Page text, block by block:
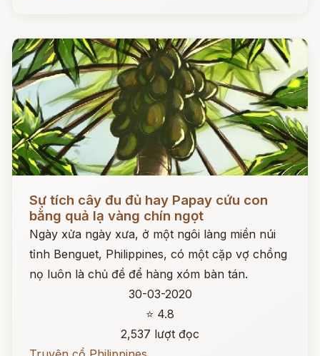
Sự tích cây đu đủ hay Papay cứu con
bằng quả lạ vàng chín ngọt
Ngày xửa ngày xưa, ở một ngôi làng miền núi
tỉnh Benguet, Philippines, có một cặp vợ chồng
nọ luôn là chủ đề để hàng xóm bàn tán.
30-03-2020
⭐ 4.8
2,537 lượt đọc